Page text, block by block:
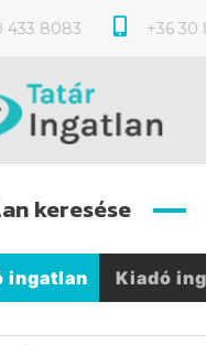
433 8083 +36 30
keresése
ingatlan Kiadó